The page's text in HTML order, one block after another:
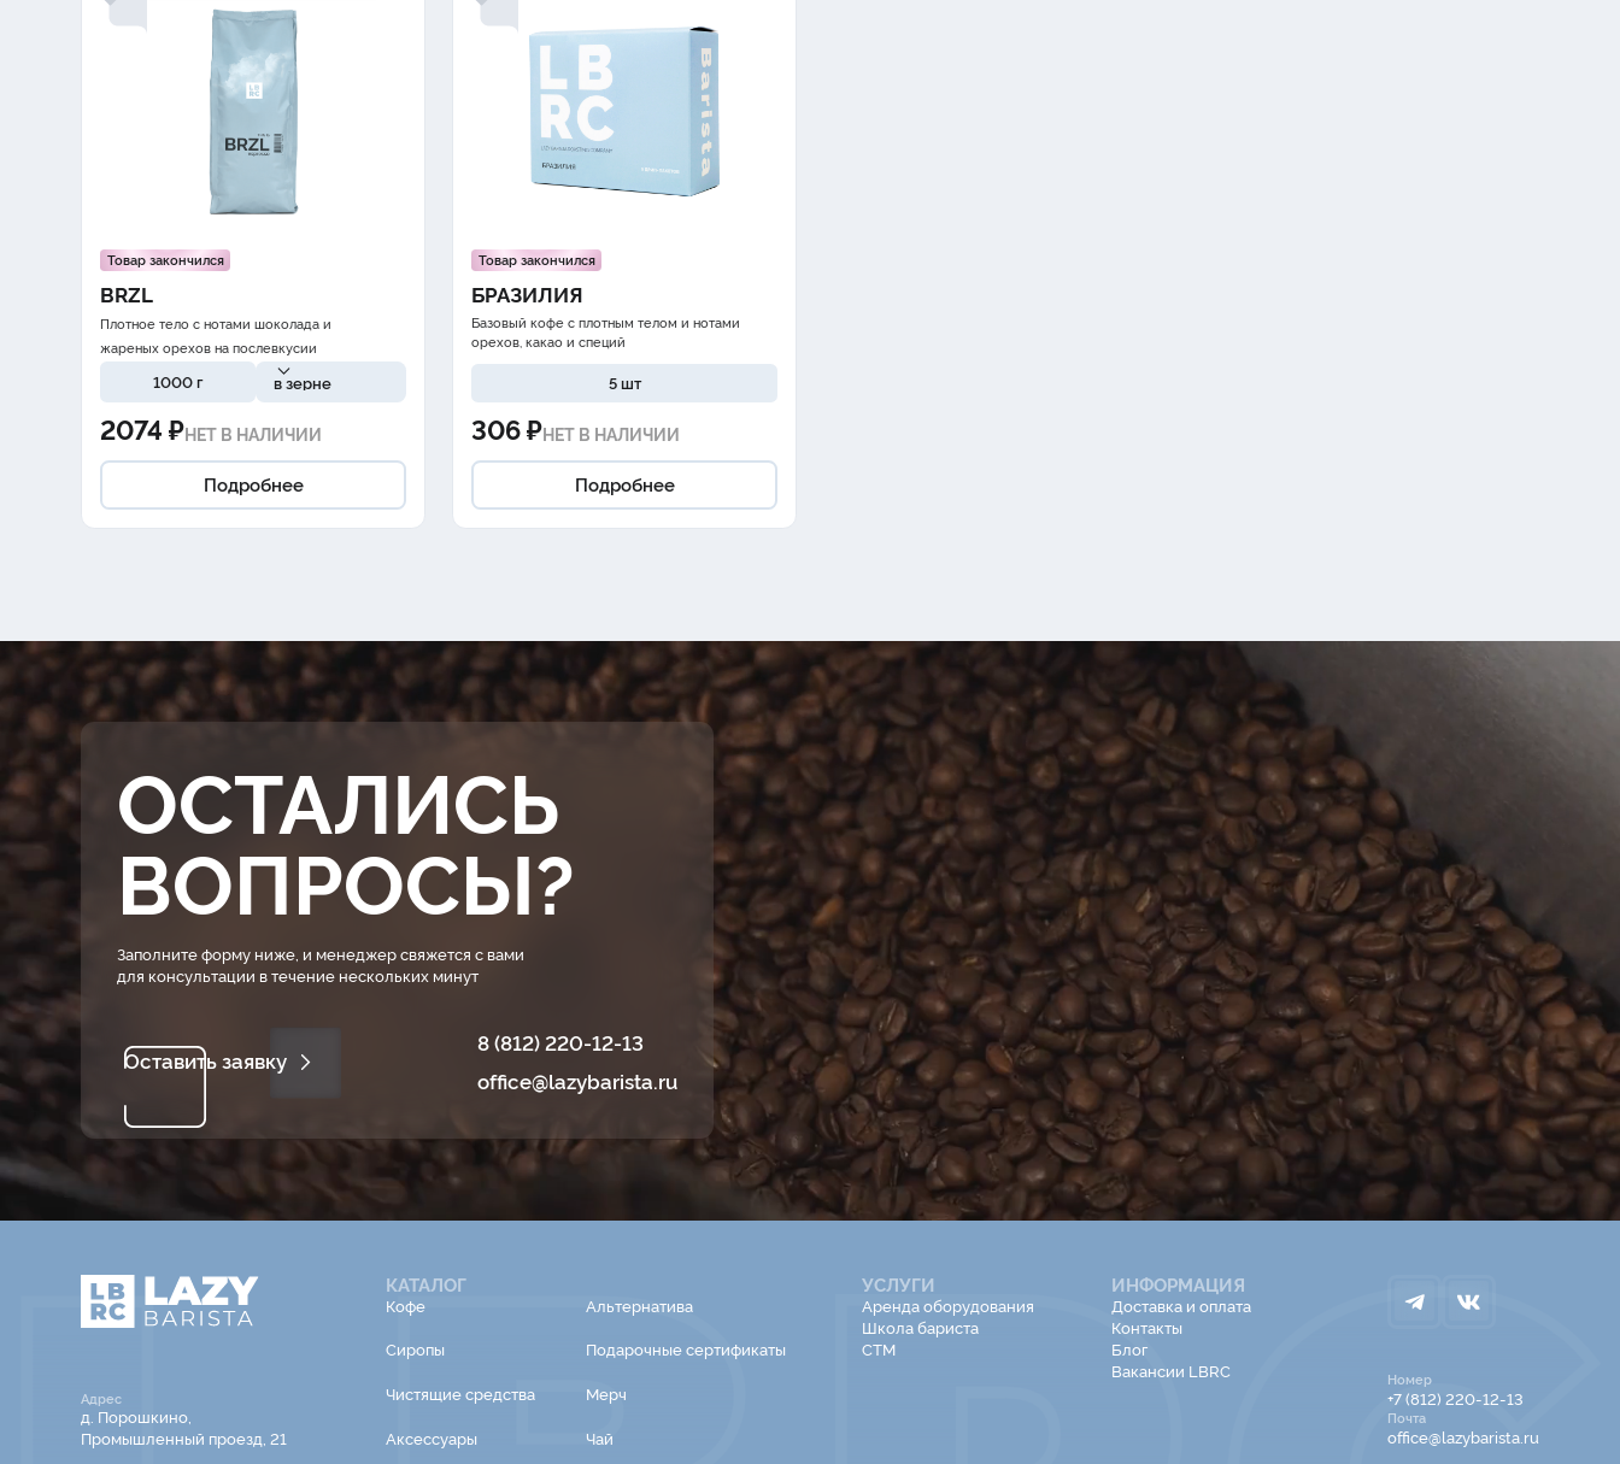
Товар закончился
BRZL
Плотное тело с нотамишоколадаи
жареных ореховна послевкусии
1000 г в зерне
2074 ₽НЕТ В НАЛИЧИИ
Подробнее
Товар закончился
БРАЗИЛИЯ
Базовый кофе с плотным телом и нотами
орехов ,какаоиспеций
5 шт
306 ₽НЕТ В НАЛИЧИИ
Подробнее
ОСТАЛИСЬ
ВОПРОСЫ?
Заполните форму ниже, и менеджер свяжется с вами
для консультации в течение нескольких минут
Оставить заявку
8 (812) 220-12-13
office@lazybarista.ru
Адрес
д. Порошкино,
Промышленный проезд, 21
КАТАЛОГ
Кофе Альтернатива
Сиропы Подарочные сертификаты
Чистящие средства Мерч
Аксессуары Чай
УСЛУГИ
Аренда оборудования
Школа бариста
СТМ
ИНФОРМАЦИЯ
Доставка и оплата
Контакты
Блог
Вакансии LBRC
Номер
+7 (812) 220-12-13
Почта
office@lazybarista.ru